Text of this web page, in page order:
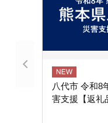
八代市 令和8
害支援【返礼